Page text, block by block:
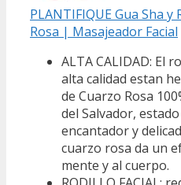
PLANTIFIQUE Gua Sha y
Rosa | Masajeador Facial
ALTA CALIDAD: El
alta calidad estan
de Cuarzo Rosa
del Salvador,
encantador y
cuarzo rosa da un
mente y al cuerpo.